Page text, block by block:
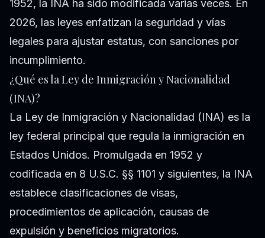
1952, la INA ha sido modificada varias veces. En
2026, las leyes enfatizan la seguridad y vías
legales para ajustar estatus, con sanciones por
incumplimiento.
¿Qué es la Ley de Inmigración y Nacionalidad
(INA)?
La Ley de Inmigración y Nacionalidad (INA) es la
ley federal principal que regula la inmigración en
Estados Unidos. Promulgada en 1952 y
codificada en 8 U.S.C. §§ 1101 y siguientes, la INA
establece clasificaciones de visas,
procedimientos de aplicación, causas de
expulsión y beneficios migratorios.